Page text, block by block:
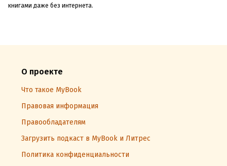
книгами даже без интернета.
О проекте
Что такое MyBook
Правовая информация
Правообладателям
Загрузить подкаст в MyBook и Литрес
Политика конфиденциальности